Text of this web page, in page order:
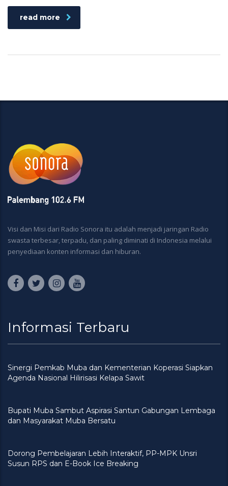
read more
Visi dan Misi dari Radio Sonora itu adalah menjadi jaringan Radio
swasta terbesar, terpadu, dan paling diminati di Indonesia melalui
penyediaan konten informasi dan hiburan.
Informasi Terbaru
Sinergi Pemkab Muba dan Kementerian Koperasi Siapkan
Agenda Nasional Hilirisasi Kelapa Sawit
Bupati Muba Sambut Aspirasi Santun Gabungan Lembaga
dan Masyarakat Muba Bersatu
Dorong Pembelajaran Lebih Interaktif, PP-MPK Unsri
Susun RPS dan E-Book Ice Breaking